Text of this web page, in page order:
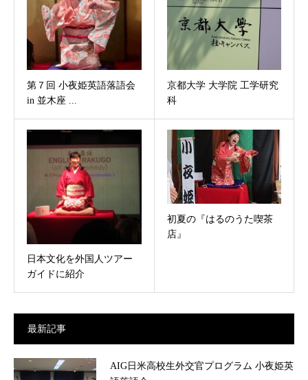
第７回 小夜姫英語落語会
in 並木座 ...
京都大学 大学院 工学研究
科
日本文化を外国人ツアー
ガイドに紹介
初夏の『はるのうた喫茶
店』
最新記事
AIG日米高校生外交官プログラム 小夜姫英